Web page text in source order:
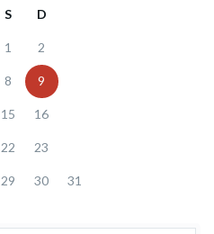
S D
1 2
8 9
15 16
22 23
29 30 31